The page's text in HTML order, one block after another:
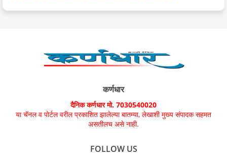
कर्णधार
दैनिक कर्णधार मो. 7030540020
या चॅनल व पोर्टल वरील प्रकाशित झालेल्या बातम्या, लेखाशी मुख्य संपादक सहमत
असतीलच असे नाही.
FOLLOW US